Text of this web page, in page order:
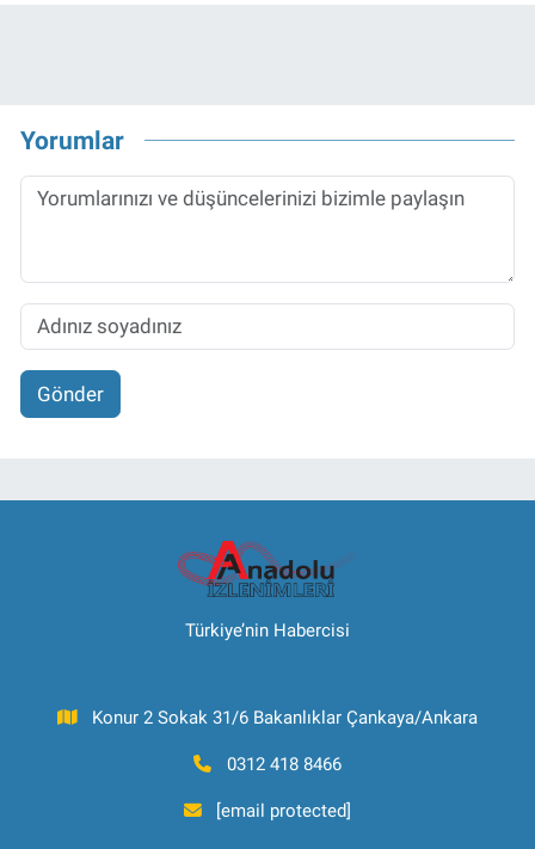
Yorumlar
Gönder
Türkiye’nin Habercisi
Konur 2 Sokak 31/6 Bakanlıklar Çankaya/Ankara
0312 418 8466
[email protected]